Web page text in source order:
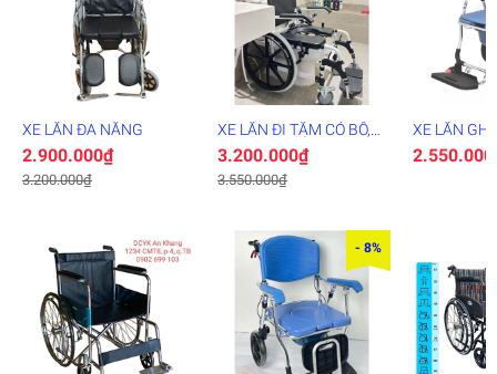
XE LĂN ĐA NĂNG
2.900.000₫
3.200.000₫
XE LĂN ĐI TẮM CÓ BÔ,
TỰ LĂN ĐI VỆ SINH
3.200.000₫
3.550.000₫
XE LĂN
NĂNG
- 8%